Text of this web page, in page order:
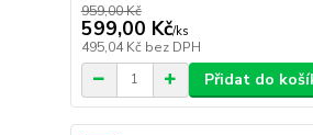
959,00 Kč
599,00 Kč/ks
495,04 Kč bez DPH
Přidat do